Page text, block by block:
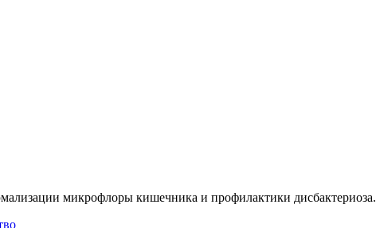
микрофлоры кишечника и профилактики дисбактериоза.